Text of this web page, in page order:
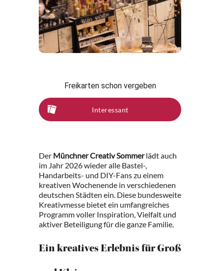
Freikarten schon vergeben
Interessant
Der Münchner Creativ Sommerlädt auch
im Jahr 2026 wieder alle Bastel-,
Handarbeits- und DIY-Fans zu einem
kreativen Wochenende in verschiedenen
deutschen Städten ein. Diese bundesweite
Kreativmesse bietet ein umfangreiches
Programm voller Inspiration, Vielfalt und
aktiver Beteiligung für die ganze Familie.
Ein kreatives Erlebnis für Groß